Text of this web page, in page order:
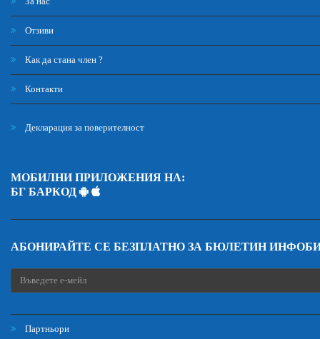
Отзиви
Как да стана член ?
Контакти
Декларация за поверителност
МОБИЛНИ ПРИЛОЖЕНИЯ НА:
БГ БАРКОД
АБОНИРАЙТЕ СЕ БЕЗПЛАТНО ЗА БЮЛЕТИН
Партньори